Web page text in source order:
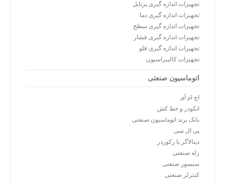
تجهیزات اندازه گیری پرتابل
تجهیزات اندازه گیری دما
تجهیزات اندازه گیری سطح
تجهیزات اندازه گیری فشار
تجهیزات اندازه گیری فلو
تجهیزات کالیبراسیون
اتوماسیون صنعتی
اچ ام آی
انکودر و خط کش
بانک برند اتوماسیون صنعتی
پی ال سی
دیتالاگر یا رکوردر
رله صنعتی
سنسور صنعتی
کنترلر صنعتی